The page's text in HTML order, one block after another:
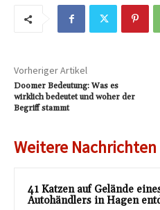
Vorheriger Artikel
Doomer Bedeutung: Was es
wirklich bedeutet und woher der
Begriff stammt
Weitere Nachrichten
41 Katzen auf Gelände
Autohändlers in Hagen